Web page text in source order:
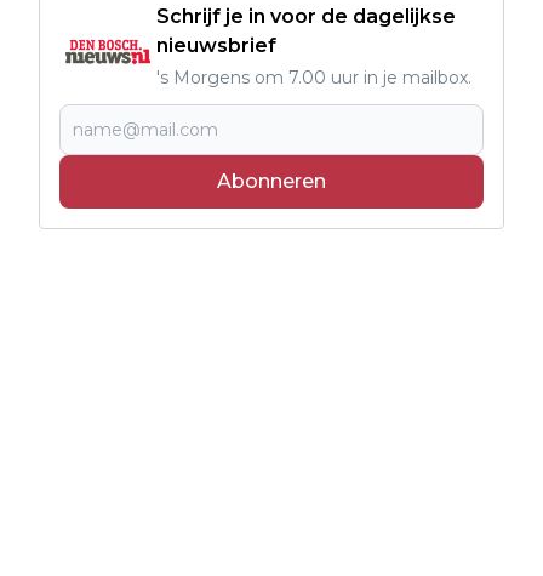
Schrijf je in voor de dagelijkse
nieuwsbrief
's Morgens om 7.00 uur in je mailbox.
Abonneren